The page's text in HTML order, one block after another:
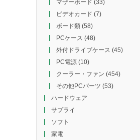
マザーボード (33)
ビデオカード (7)
ボード類(58)
PCケース (48)
外付ドライブケース (45)
PC電源(10)
クーラー・ファン (454)
その他PCパーツ (53)
ハードウェア
サプライ
ソフト
家電